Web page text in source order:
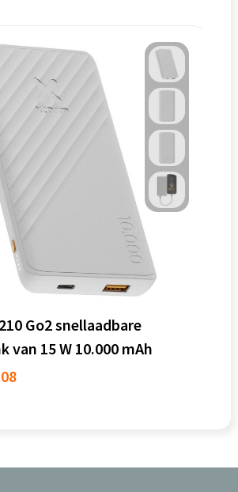
Go2 snellaadbare
van 15 W 10.000 mAh